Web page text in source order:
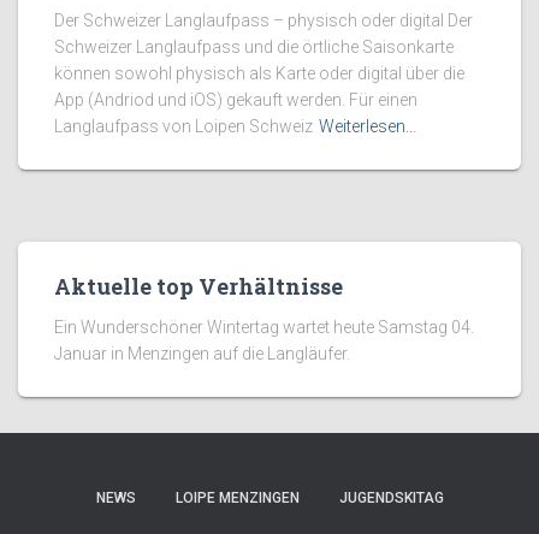
Der Schweizer Langlaufpass – physisch oder digital Der
Schweizer Langlaufpass und die örtliche Saisonkarte
können sowohl physisch als Karte oder digital über die
App (Andriod und iOS) gekauft werden. Für einen
Langlaufpass von Loipen Schweiz Weiterlesen…
Aktuelle top Verhältnisse
Ein Wunderschöner Wintertag wartet heute Samstag 04.
Januar in Menzingen auf die Langläufer.
NEWS LOIPE MENZINGEN JUGENDSKITAG